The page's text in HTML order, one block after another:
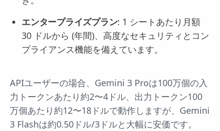
エンタープライズプラン: 1 シートあたり月額
30 ドルから (年間)、高度なセキュリティとコン
プライアンス機能を備えています。
APIユーザーの場合、Gemini 3 Proは100万個の入
力トークンあたり約2〜4ドル、出力トークン100
万個あたり約12〜18ドルで動作しますが、Gemini
3 Flashは約0.50ドル/3ドルと大幅に安価です。